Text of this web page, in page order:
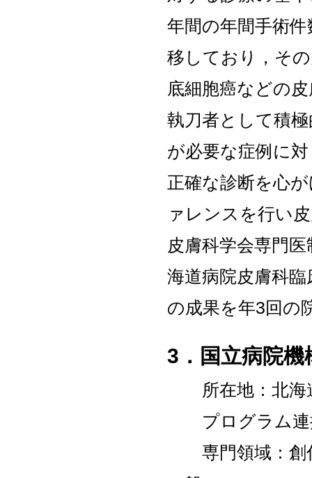
年間の年間手術
移しており，そ
底細胞癌などの
執刀者として積
が必要な症例に
正確な診断を心
ァレンスを行い
皮膚科学会専門
海道病院皮膚科
の成果を年3回の
3 ．国立病院
所在地：北海
プログラム連
専門領域：創